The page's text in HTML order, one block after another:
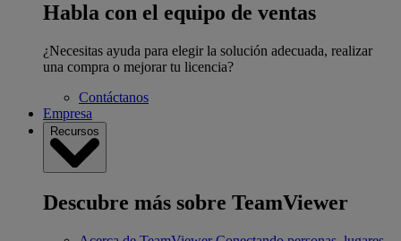
Habla con el equipo de ventas
¿Necesitas ayuda para elegir la solución adecuada, realizar
una compra o mejorar tu licencia?
Contáctanos
Empresa
Recursos
Descubre más sobre TeamViewer